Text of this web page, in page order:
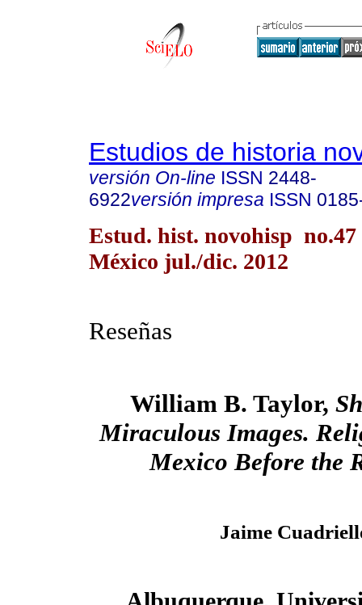
Estudios de historia
versión On-line ISSN 2448-
6922versión impresa ISSN
Estud. hist. novohisp
México jul./dic. 2012
Reseñas
William B. Taylor,
Miraculous Images.
Mexico Before the
Jaime